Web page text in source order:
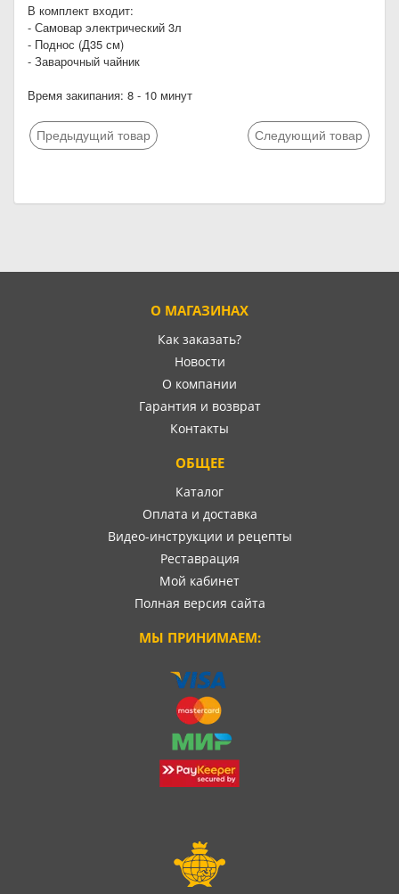
В комплект входит:
- Самовар электрический 3л
- Поднос (Д35 см)
- Заварочный чайник
Время закипания: 8 - 10 минут
Предыдущий товар Следующий товар
О МАГАЗИНАХ
Как заказать?
Новости
О компании
Гарантия и возврат
Контакты
ОБЩЕЕ
Каталог
Оплата и доставка
Видео-инструкции и рецепты
Реставрация
Мой кабинет
Полная версия сайта
МЫ ПРИНИМАЕМ: